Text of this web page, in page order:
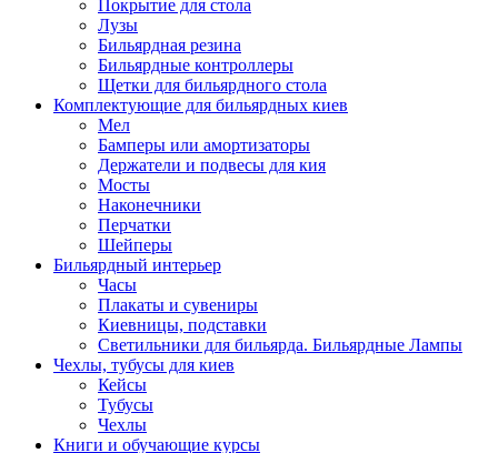
Покрытие для стола
Лузы
Бильярдная резина
Бильярдные контроллеры
Щетки для бильярдного стола
Комплектующие для бильярдных киев
Мел
Бамперы или амортизаторы
Держатели и подвесы для кия
Мосты
Наконечники
Перчатки
Шейперы
Бильярдный интерьер
Часы
Плакаты и сувениры
Киевницы, подставки
Светильники для бильярда. Бильярдные Лампы
Чехлы, тубусы для киев
Кейсы
Тубусы
Чехлы
Книги и обучающие курсы